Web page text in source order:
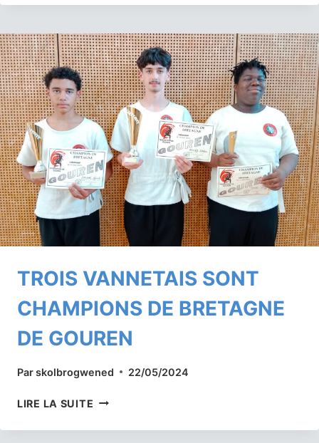
ET
ARTERO
REMPORTENT
LE
TOURNOI
DE
LA
FORÊT-
FOUESNANT
TROIS VANNETAIS SONT
CHAMPIONS DE BRETAGNE
DE GOUREN
Parskolbrogwened 22/05/2024
LIRE LA SUITE TROIS
SONT